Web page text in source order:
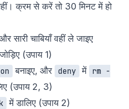
क्रम से करें तो 30 मिनट में हो
सारी चाबियाँ वहीं ले जाइए
(उपाय 1)
बनाइए, और deny में rm -
(उपाय 2, 3)
में डालिए (उपाय 2)